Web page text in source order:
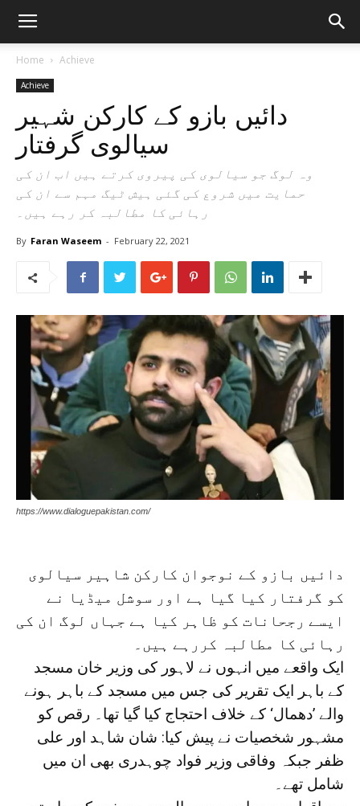
Home Achieve
Achieve
دائیں بازو کے کارکن شہیر
سیالوی گرفتار
وہ لوگ جو سیالوی کی پیروی کرتے ہیں اب ان کی
حمایت میں شروع کی گئی ہیش ٹیگ مہم سے ان کی
رہائی کا مطالبہ کر رہے ہیں۔
By Faran Waseem - February 22, 2021
https://www.dialoguepakistan.com/
دائیں بازو کے نوجوان کارکن شاہیر سیالوی
کو گرفتار کیا گیا ہے اور سوشل میڈیا نے
ایسے رجحانات کو ظاہر کیا ہے جہاں لوگ ان کی
رہائی کا مطالبہ کررہے ہیں۔
ایک واقعے میں انہوں نے لاہور کی وزیر خان مسجد
کے باہر ایک تقریر کی جس میں مسجد کے باہر ہونے
والے ’دھمال‘ کے خلاف احتجاج کیا گیا تھا۔ رقص کو
مشہور شخصیات نے پیش کیا: شان شاہد اور علی
ظفر جبکہ وفاقی وزیر فواد چوہدری بھی ان میں
شامل تھے۔